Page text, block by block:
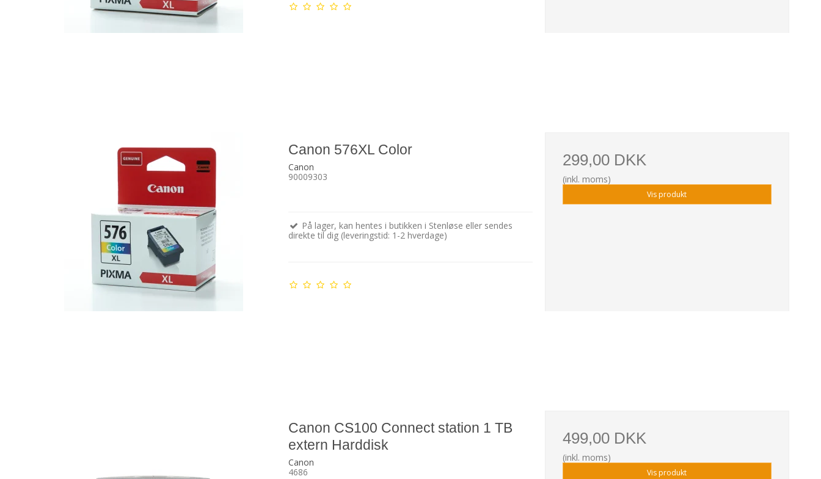
Canon 576XL Color
Canon
90009303
På lager, kan hentes i butikken i Stenløse eller sendes
direkte til dig (leveringstid: 1-2 hverdage)
299,00 DKK
(inkl. moms)
Vis produkt
Canon CS100 Connect station 1 TB
extern Harddisk
Canon
4686
499,00 DKK
(inkl. moms)
Vis produkt